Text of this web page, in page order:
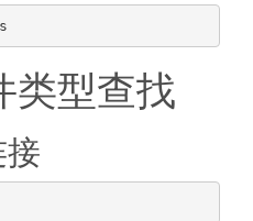
类型查找